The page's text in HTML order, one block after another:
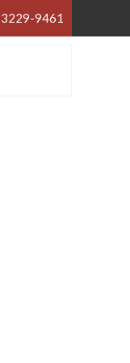
9461